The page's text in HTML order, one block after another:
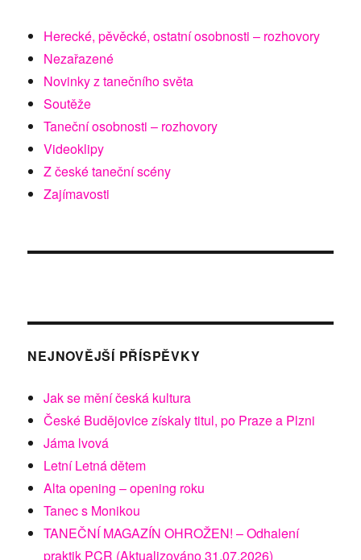
Herecké, pěvěcké, ostatní osobnosti – rozhovory
Nezařazené
Novinky z tanečního světa
Soutěže
Taneční osobnosti – rozhovory
Videoklipy
Z české taneční scény
Zajímavosti
NEJNOVĚJŠÍ PŘÍSPĚVKY
Jak se mění česká kultura
České Budějovice získaly titul, po Praze a Plzni
Jáma lvová
Letní Letná dětem
Alta opening – opening roku
Tanec s Monikou
TANEČNÍ MAGAZÍN OHROŽEN! – Odhalení
praktik PCR (Aktualizováno 31.07.2026)